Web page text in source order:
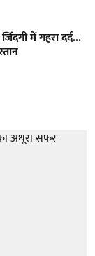
में गहरा दर्द...